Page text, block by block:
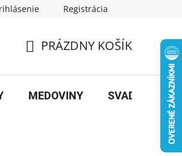
Registrácia
KOŠÍK
PRÁZDNY KOŠÍK
MEDOVINY SVADBA